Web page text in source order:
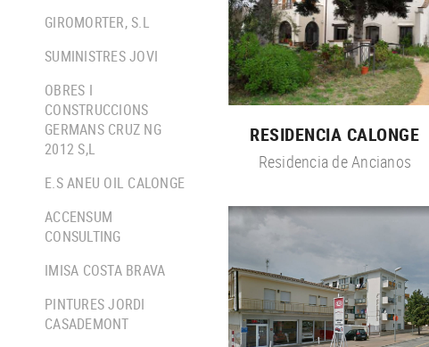
GIROMORTER, S.L
SUMINISTRES JOVI
OBRES I
CONSTRUCCIONS
GERMANS CRUZ NG
2012 S,L
E.S ANEU OIL CALONGE
ACCENSUM
CONSULTING
IMISA COSTA BRAVA
PINTURES JORDI
CASADEMONT
RESIDENCIA CALONGE
Residencia de Ancianos